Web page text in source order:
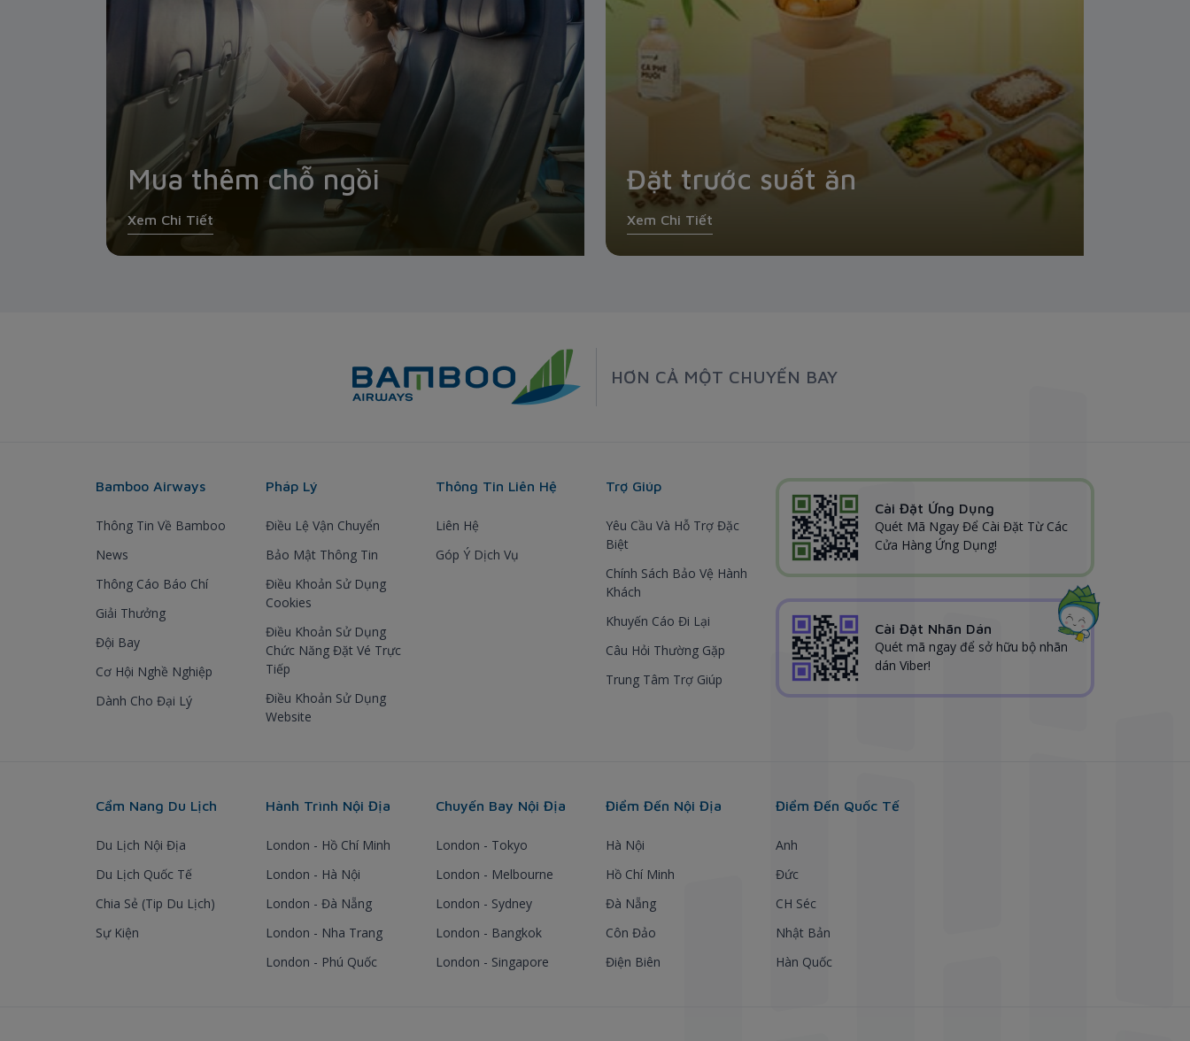
Mua thêm chỗ ngồi
Xem Chi Tiết
Đặt trước suất ăn
Xem Chi Tiết
HƠN CẢ MỘT CHUYẾN BAY
Bamboo Airways
Thông Tin Về Bamboo
News
Thông Cáo Báo Chí
Giải Thưởng
Đội Bay
Cơ Hội Nghề Nghiệp
Dành Cho Đại Lý
Pháp Lý
Điều Lệ Vận Chuyển
Bảo Mật Thông Tin
Điều Khoản Sử Dụng
Cookies
Điều Khoản Sử Dụng
Chức Năng Đặt Vé Trực
Tiếp
Điều Khoản Sử Dụng
Website
Thông Tin Liên Hệ
Liên Hệ
Góp Ý Dịch Vụ
Trợ Giúp
Yêu Cầu Và Hỗ Trợ Đặc
Biệt
Chính Sách Bảo Vệ Hành
Khách
Khuyến Cáo Đi Lại
Câu Hỏi Thường Gặp
Trung Tâm Trợ Giúp
Cài Đặt Ứng Dụng
Quét Mã Ngay Để Cài Đặt Từ Các
Cửa Hàng Ứng Dụng!
Cài Đặt Nhãn Dán
Quét mã ngay để sở hữu bộ nhãn
dán Viber!
Cẩm Nang Du Lịch
Du Lịch Nội Địa
Du Lịch Quốc Tế
Chia Sẻ (Tip Du Lịch)
Sự Kiện
Hành Trình Nội Địa
London - Hồ Chí Minh
London - Hà Nội
London - Đà Nẵng
London - Nha Trang
London - Phú Quốc
Chuyến Bay Nội Địa
London - Tokyo
London - Melbourne
London - Sydney
London - Bangkok
London - Singapore
Điểm Đến Nội Địa
Hà Nội
Hồ Chí Minh
Đà Nẵng
Côn Đảo
Điện Biên
Điểm Đến Quốc Tế
Anh
Đức
CH Séc
Nhật Bản
Hàn Quốc